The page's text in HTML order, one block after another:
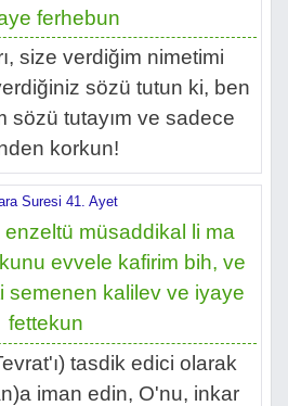
ferhebun
size verdiğim nimetimi
sözü tutun ki, ben
sözü tutayım ve sadece
korkun!
Suresi 41. Ayet
müsaddikal li ma
evvele kafirim bih, ve
semenen kalilev ve iyaye
fettekun
tasdik edici olarak
iman edin, O'nu, inkar